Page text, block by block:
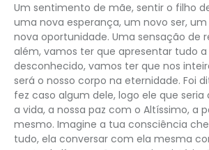
Um sentimento de mãe, sentir o filho
uma nova esperança, um novo ser,
nova oportunidade. Uma sensação de
além, vamos ter que apresentar tudo a
desconhecido, vamos ter que nos
será o nosso corpo na eternidade. Foi
fez caso algum dele, logo ele que seria
a vida, a nossa paz com o Altíssimo, a
mesmo. Imagine a tua consciência
tudo, ela conversar com ela mesma